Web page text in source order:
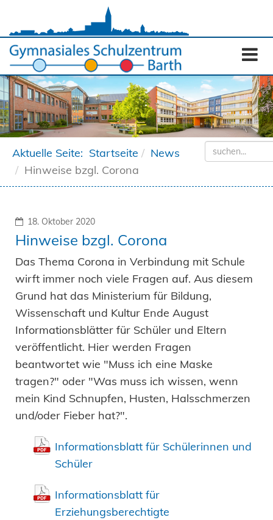
Aktuelle Seite: Startseite
News
Hinweise bzgl. Corona
18. Oktober 2020
Hinweise bzgl. Corona
Das Thema Corona in Verbindung mit Schule
wirft immer noch viele Fragen auf. Aus diesem
Grund hat das Ministerium für Bildung,
Wissenschaft und Kultur Ende August
Informationsblätter für Schüler und Eltern
veröffentlicht. Hier werden Fragen
beantwortet wie "Muss ich eine Maske
tragen?" oder "Was muss ich wissen, wenn
mein Kind Schnupfen, Husten, Halsschmerzen
und/oder Fieber hat?".
Informationsblatt für Schülerinnen und
Schüler
Informationsblatt für
Erziehungsberechtigte